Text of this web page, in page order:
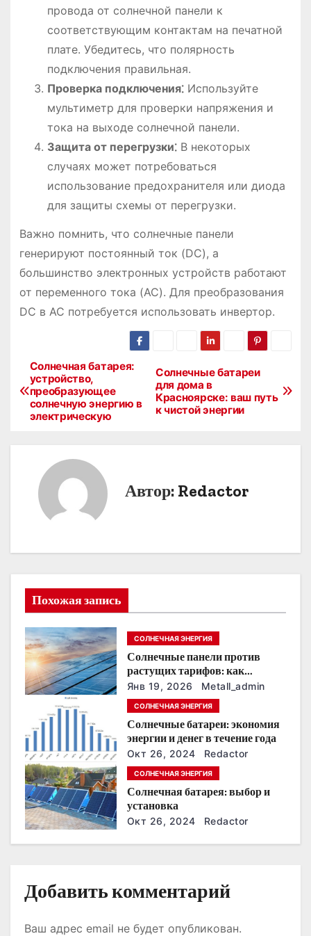
провода от солнечной панели к
соответствующим контактам на печатной
плате. Убедитесь, что полярность
подключения правильная.
Проверка подключения⁚Используйте
мультиметр для проверки напряжения и
тока на выходе солнечной панели.
Защита от перегрузки⁚В некоторых
случаях может потребоваться
использование предохранителя или диода
для защиты схемы от перегрузки.
Важно помнить, что солнечные панели
генерируют постоянный ток (DC), а
большинство электронных устройств работают
от переменного тока (AC). Для преобразования
DC в AC потребуется использовать инвертор.
Н
а
я
п
о
з
п
и
с
я
м
Солнечные батареи
для дома в
Красноярске: ваш путь
к чистой энергии
Солнечная батарея:
устройство,
преобразующее
солнечную энергию в
электрическую
Автор: Redactor
Похожая запись
СОЛНЕЧНАЯ ЭНЕРГИЯ
Солнечные панели против
растущих тарифов: как
сохранить
энергонезависимость в
ближайшие годы
Янв 19, 2026 Metall_admin
СОЛНЕЧНАЯ ЭНЕРГИЯ
Солнечные батареи: экономия
энергии и денег в течение года
Окт 26, 2024 Redactor
СОЛНЕЧНАЯ ЭНЕРГИЯ
Солнечная батарея: выбор и
установка
Окт 26, 2024 Redactor
Добавить комментарий
Ваш адрес email не будет опубликован.